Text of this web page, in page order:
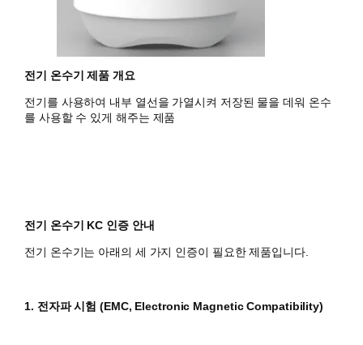
전기 온수기 제품 개요
전기를 사용하여 내부 열선을 가열시켜 저장된 물을 데워 온수
를 사용할 수 있게 해주는 제품
전기 온수기 KC 인증 안내
전기 온수기는 아래의 세 가지 인증이 필요한 제품입니다.
1. 전자파 시험 (EMC, Electronic Magnetic Compatibility)